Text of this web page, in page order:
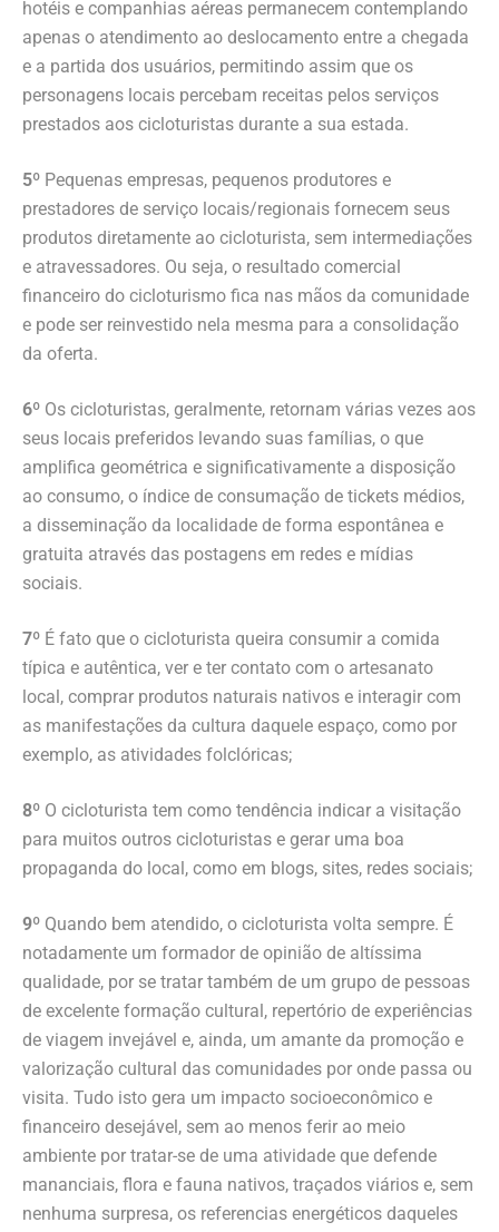
hotéis e companhias aéreas permanecem contemplando
apenas o atendimento ao deslocamento entre a chegada
e a partida dos usuários, permitindo assim que os
personagens locais percebam receitas pelos serviços
prestados aos cicloturistas durante a sua estada.
5º Pequenas empresas, pequenos produtores e
prestadores de serviço locais/regionais fornecem seus
produtos diretamente ao cicloturista, sem intermediações
e atravessadores. Ou seja, o resultado comercial
financeiro do cicloturismo fica nas mãos da comunidade
e pode ser reinvestido nela mesma para a consolidação
da oferta.
6º Os cicloturistas, geralmente, retornam várias vezes aos
seus locais preferidos levando suas famílias, o que
amplifica geométrica e significativamente a disposição
ao consumo, o índice de consumação de tickets médios,
a disseminação da localidade de forma espontânea e
gratuita através das postagens em redes e mídias
sociais.
7º É fato que o cicloturista queira consumir a comida
típica e autêntica, ver e ter contato com o artesanato
local, comprar produtos naturais nativos e interagir com
as manifestações da cultura daquele espaço, como por
exemplo, as atividades folclóricas;
8º O cicloturista tem como tendência indicar a visitação
para muitos outros cicloturistas e gerar uma boa
propaganda do local, como em blogs, sites, redes sociais;
9º Quando bem atendido, o cicloturista volta sempre. É
notadamente um formador de opinião de altíssima
qualidade, por se tratar também de um grupo de pessoas
de excelente formação cultural, repertório de experiências
de viagem invejável e, ainda, um amante da promoção e
valorização cultural das comunidades por onde passa ou
visita. Tudo isto gera um impacto socioeconômico e
financeiro desejável, sem ao menos ferir ao meio
ambiente por tratar-se de uma atividade que defende
mananciais, flora e fauna nativos, traçados viários e, sem
nenhuma surpresa, os referencias energéticos daqueles